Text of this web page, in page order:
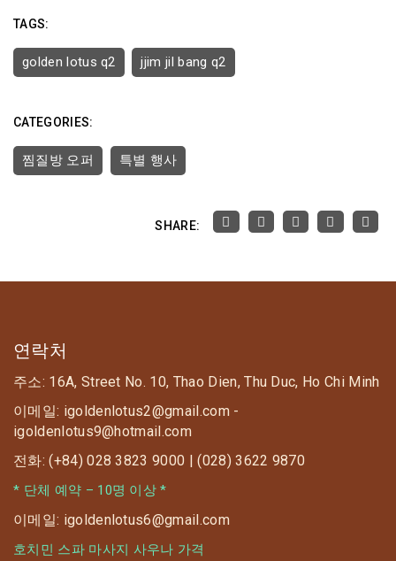
TAGS:
golden lotus q2 jjim jil bang q2
CATEGORIES:
찜질방 오퍼 특별 행사
SHARE:
연락처
주소: 16A, Street No. 10, Thao Dien, Thu Duc, Ho Chi Minh
이메일: igoldenlotus2@gmail.com -
igoldenlotus9@hotmail.com
전화: (+84) 028 3823 9000 | (028) 3622 9870
* 단체 예약 – 10명 이상 *
이메일: igoldenlotus6@gmail.com
호치민 스파 마사지 사우나 가격